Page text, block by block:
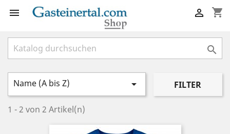
 shopping_cart


Name (A bis Z)  FILTER
1 - 2 von 2 Artikel(n)